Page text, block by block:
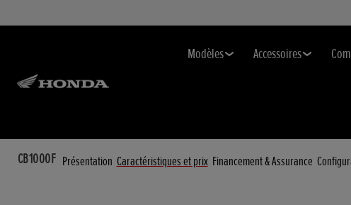
Modèles Accessoires
CB1000F Présentation Caractéristiques et prix Financement & Assurance